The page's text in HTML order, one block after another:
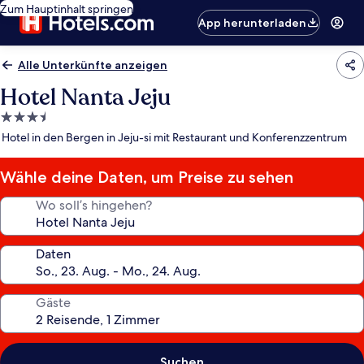
Zum Hauptinhalt springen
App herunterladen
Alle Unterkünfte anzeigen
Hotel Nanta Jeju
3.5-
Sterne-
Hotel in den Bergen in Jeju-si mit Restaurant und Konferenzzentrum
Wähle deine Daten, um Preise zu sehen
Wo soll’s hingehen?
Daten
Gäste